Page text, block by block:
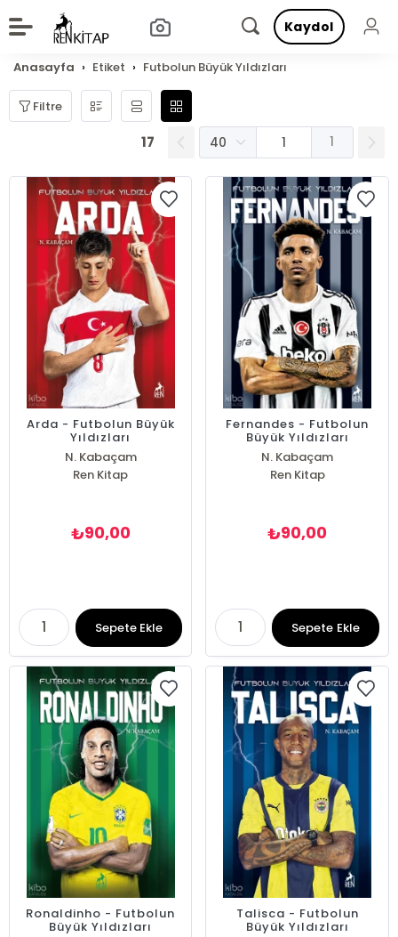
Kaydol
Anasayfa Etiket Futbolun Büyük Yıldızları
Filtre
17 1
Arda - Futbolun Büyük
Yıldızları
N. Kabaçam
Ren Kitap
₺90,00
Sepete Ekle
Fernandes - Futbolun
Büyük Yıldızları
N. Kabaçam
Ren Kitap
₺90,00
Sepete Ekle
Ronaldinho - Futbolun
Büyük Yıldızları
Talisca - Futbolun
Büyük Yıldızları